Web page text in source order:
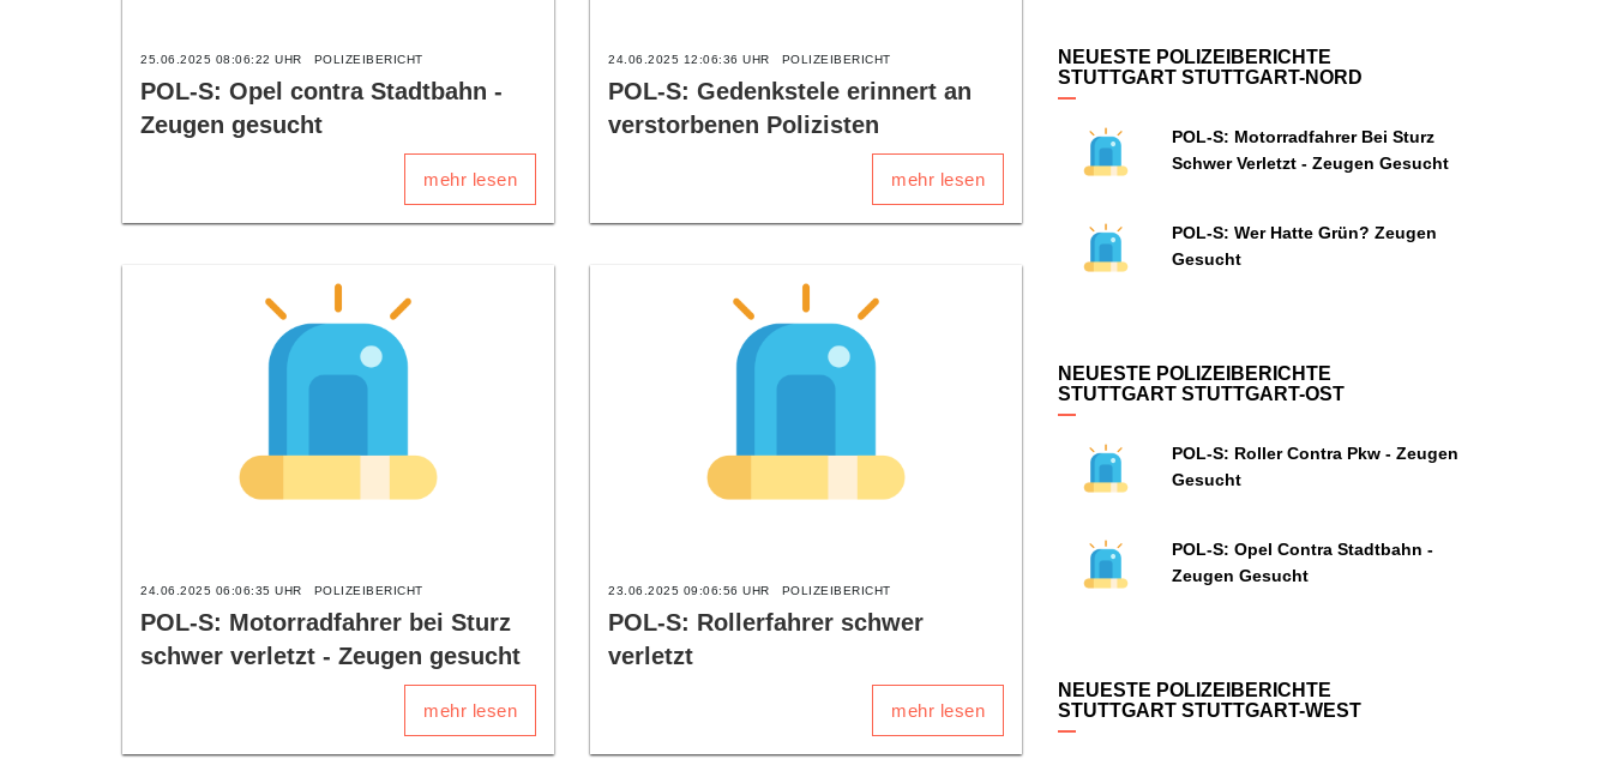
25.06.2025 08:06:22 UHR POLIZEIBERICHT
POL-S: Opel contra Stadtbahn -
Zeugen gesucht
mehr lesen
24.06.2025 12:06:36 UHR POLIZEIBERICHT
POL-S: Gedenkstele erinnert an
verstorbenen Polizisten
mehr lesen
24.06.2025 06:06:35 UHR POLIZEIBERICHT
POL-S: Motorradfahrer bei Sturz
schwer verletzt - Zeugen gesucht
mehr lesen
23.06.2025 09:06:56 UHR POLIZEIBERICHT
POL-S: Rollerfahrer schwer
verletzt
mehr lesen
NEUESTE POLIZEIBERICHTE
STUTTGART STUTTGART-NORD
POL-S: Motorradfahrer Bei Sturz
Schwer Verletzt - Zeugen Gesucht
POL-S: Wer Hatte Grün? Zeugen
Gesucht
NEUESTE POLIZEIBERICHTE
STUTTGART STUTTGART-OST
POL-S: Roller Contra Pkw - Zeugen
Gesucht
POL-S: Opel Contra Stadtbahn -
Zeugen Gesucht
NEUESTE POLIZEIBERICHTE
STUTTGART STUTTGART-WEST